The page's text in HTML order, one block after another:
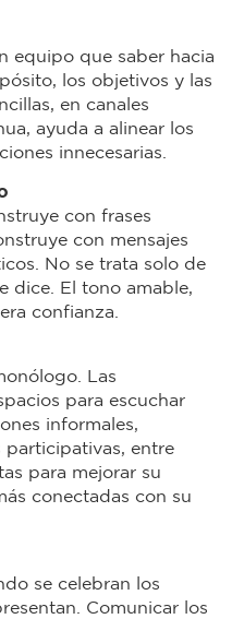
equipo que saber hacia
los objetivos y las
en canales
ayuda a alinear los
innecesarias.
con frases
con mensajes
No se trata solo de
dice. El tono amable,
confianza.
Las
para escuchar
informales,
participativas, entre
para mejorar su
conectadas con su
se celebran los
Comunicar los